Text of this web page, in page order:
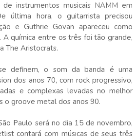
instrumentos musicais NAMM em
última hora, o guitarrista precisou
e Guthrie Govan apareceu como
A química entre os três foi tão grande,
The Aristocrats.
definem, o som da banda é uma
dos anos 70, com rock progressivo,
e complexas levadas no melhor
o groove metal dos anos 90.
Paulo será no dia 15 de novembro,
contará com músicas de seus três